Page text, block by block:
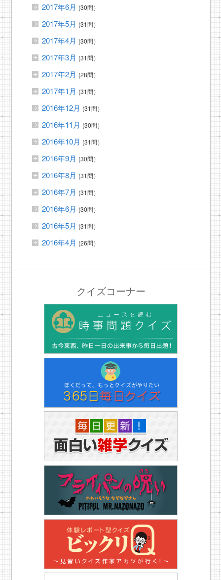
2017年6月 (30問）
2017年5月 (31問）
2017年4月 (30問）
2017年3月 (31問）
2017年2月 (28問）
2017年1月 (31問）
2016年12月 (31問）
2016年11月 (30問）
2016年10月 (31問）
2016年9月 (30問）
2016年8月 (31問）
2016年7月 (31問）
2016年6月 (30問）
2016年5月 (31問）
2016年4月 (26問）
クイズコーナー